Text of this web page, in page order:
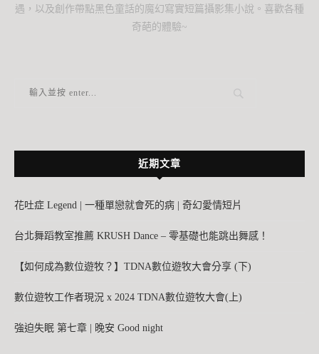
遇，以及創作帶點黑色童話的魔幻寫實短篇攝影集小說。喜歡各種
奇葩的體驗~
近期文章
花吐症 Legend | 一種單戀就會死的病 | 奇幻愛情短片
台北舞蹈教室推薦 KRUSH Dance – 零基礎也能跳出舞感！
【如何成為數位遊牧？】TDNA數位遊牧大會分享 (下)
數位遊牧工作者現況 x 2024 TDNA數位遊牧大會(上)
強迫失眠 第七章 | 晚安 Good night